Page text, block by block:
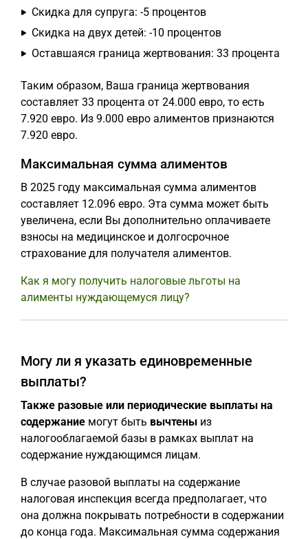
Скидка для супруга: -5 процентов
Скидка на двух детей: -10 процентов
Оставшаяся граница жертвования: 33 процента
Таким образом, Ваша граница жертвования
составляет 33 процента от 24.000 евро, то есть
7.920 евро. Из 9.000 евро алиментов признаются
7.920 евро.
Максимальная сумма алиментов
В 2025 году максимальная сумма алиментов
составляет 12.096 евро. Эта сумма может быть
увеличена, если Вы дополнительно оплачиваете
взносы на медицинское и долгосрочное
страхование для получателя алиментов.
Как я могу получить налоговые льготы на
алименты нуждающемуся лицу?
Могу ли я указать единовременные
выплаты?
Также разовые или периодические выплаты на
содержание могут быть вычтены из
налогооблагаемой базы в рамках выплат на
содержание нуждающимся лицам.
В случае разовой выплаты на содержание
налоговая инспекция всегда предполагает, что
она должна покрывать потребности в содержании
до конца года. Максимальная сумма содержания